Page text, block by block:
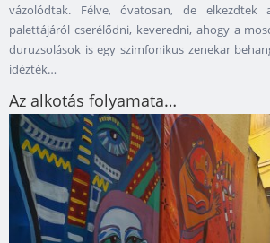
vázolódtak. Félve, óvatosan, de elkezdtek
palettájáról cserélődni, keveredni, ahogy a
duruzsolások is egy szimfonikus zenekar
idézték…
Az alkotás folyamata…